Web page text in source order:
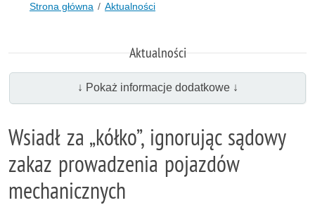
Strona główna Aktualności
Aktualności
↓ Pokaż informacje dodatkowe ↓
Wsiadł za „kółko”, ignorując sądowy
zakaz prowadzenia pojazdów
mechanicznych